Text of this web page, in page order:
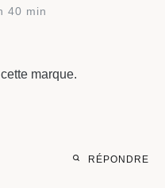
40 min
marque.
RÉPONDRE